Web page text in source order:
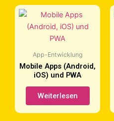
App-Entwicklung
Mobile Apps (Android,
iOS) und PWA
Weiterlesen